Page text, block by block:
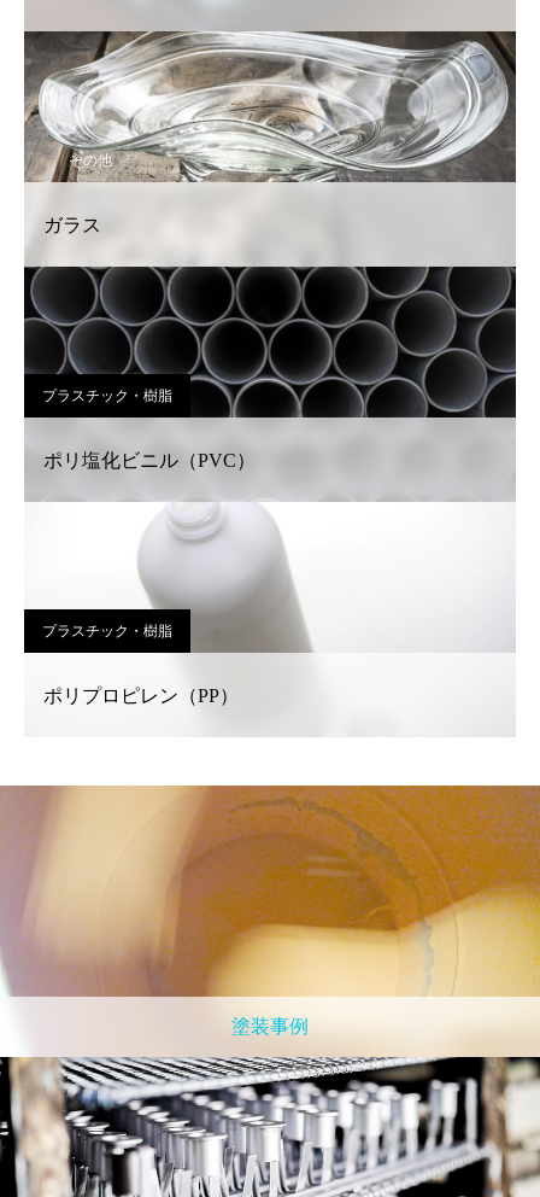
その他
ガラス
プラスチック・樹脂
ポリ塩化ビニル（PVC）
プラスチック・樹脂
ポリプロピレン（PP）
塗装事例